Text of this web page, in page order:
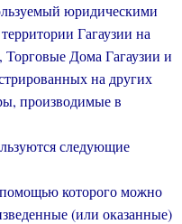
юридическими
Гагаузии на
Дома Гагаузии и
на других
производимые в
следующие
которого можно
(или оказанные)